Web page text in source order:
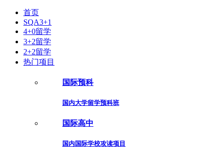
首页
SQA3+1
4+0留学
3+2留学
2+2留学
热门项目
国际预科
国内大学留学预科班
国际高中
国内国际学校攻读项目